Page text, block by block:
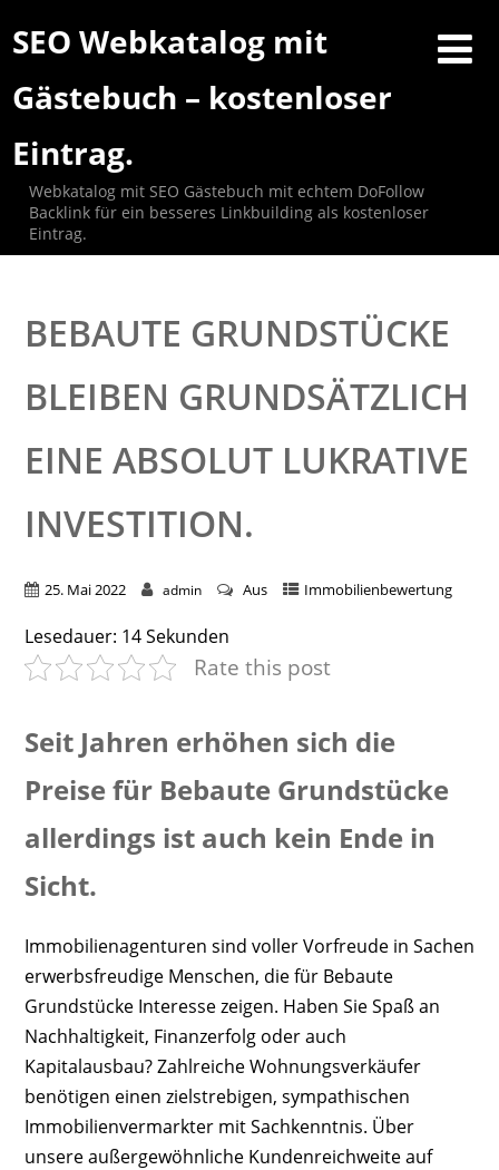
SEO Webkatalog mit
Gästebuch – kostenloser
Eintrag.
Webkatalog mit SEO Gästebuch mit echtem DoFollow
Backlink für ein besseres Linkbuilding als kostenloser
Eintrag.
BEBAUTE GRUNDSTÜCKE
BLEIBEN GRUNDSÄTZLICH
EINE ABSOLUT LUKRATIVE
INVESTITION.
25. Mai 2022 admin Aus Immobilienbewertung
Lesedauer: 14Sekunden
Rate this post
Seit Jahren erhöhen sich die
Preise für Bebaute Grundstücke
allerdings ist auch kein Ende in
Sicht.
Immobilienagenturen sind voller Vorfreude in Sachen
erwerbsfreudige Menschen, die für Bebaute
Grundstücke Interesse zeigen. Haben Sie Spaß an
Nachhaltigkeit, Finanzerfolg oder auch
Kapitalausbau? Zahlreiche Wohnungsverkäufer
benötigen einen zielstrebigen, sympathischen
Immobilienvermarkter mit Sachkenntnis. Über
unsere außergewöhnliche Kundenreichweite auf